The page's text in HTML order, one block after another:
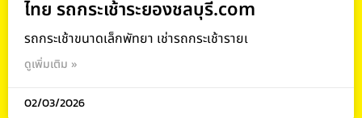
ไทย รถกระเช้าระยองชลบุรี.com
รถกระเช้าขนาดเล็กพัทยา เช่ารถกระเช้ารายเ
ดูเพิ่มเติม »
02/03/2026